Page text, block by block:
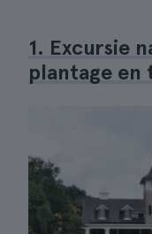
1. Excursie
plantage en